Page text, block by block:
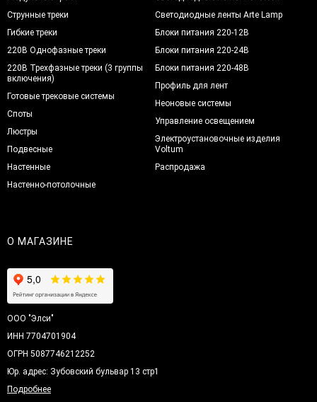
Струнные треки
Гибкие треки
220В Однофазные треки
220В Трехфазные треки (3 группы
включения)
Готовые трековые системы
Споты
Люстры
Подвесные
Настенные
Настенно-потолочные
Светодиодные ленты Arte Lamp
Блоки питания 220-12В
Блоки питания 220-24В
Блоки питания 220-48В
Профиль для лент
Неоновые системы
Управление освещением
Электроустановочные изделия
Voltum
Распродажа
О МАГАЗИНЕ
ООО "Элси"
ИНН 7704701904
ОГРН 5087746212252
Юр. адрес: Зубовский бульвар 13 стр1
Подробнее